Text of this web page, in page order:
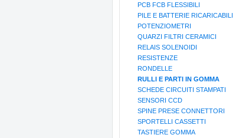
PCB FCB FLESSIBILI
PILE E BATTERIE RICARICABILI
POTENZIOMETRI
QUARZI FILTRI CERAMICI
RELAIS SOLENOIDI
RESISTENZE
RONDELLE
RULLI E PARTI IN GOMMA
SCHEDE CIRCUITI STAMPATI
SENSORI CCD
SPINE PRESE CONNETTORI
SPORTELLI CASSETTI
TASTIERE GOMMA